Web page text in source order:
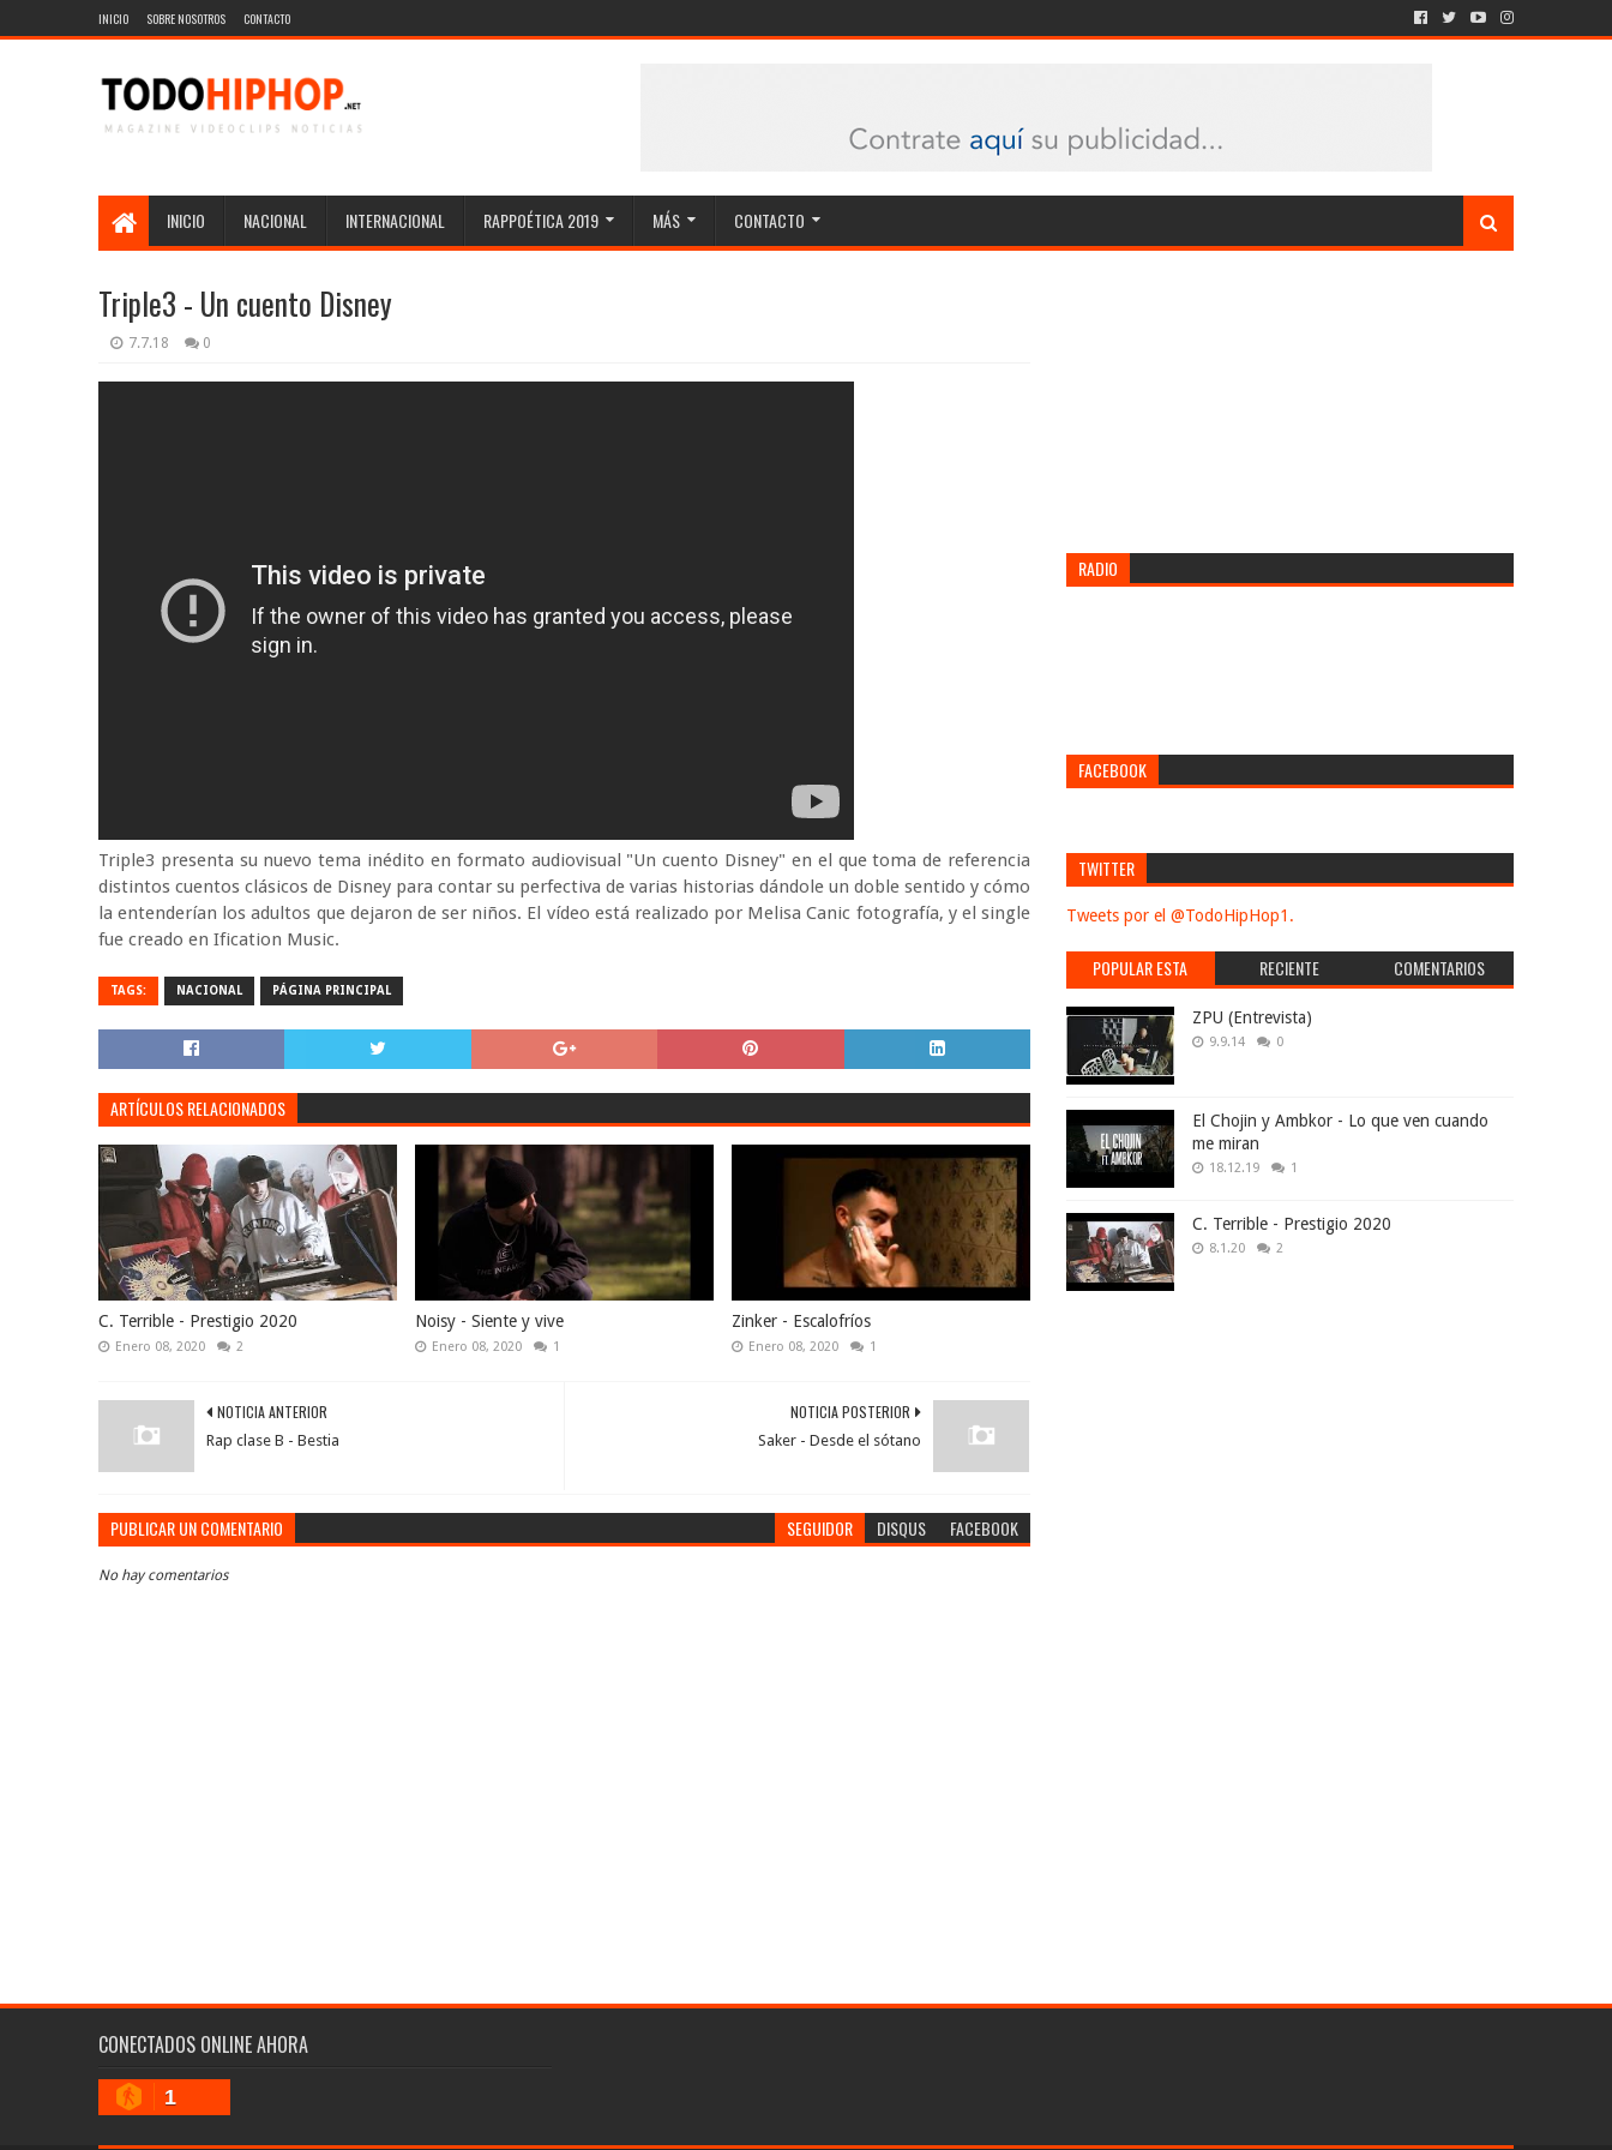
INICIO SOBRE NOSOTROS CONTACTO
INICIO NACIONAL INTERNACIONAL RAPPOÉTICA 2019 MÁS CONTACTO
Triple3 - Un cuento Disney
7.7.18 0
Triple3 presenta su nuevo tema inédito en formato audiovisual "Un cuento Disney" en el que toma de referencia
distintos cuentos clásicos de Disney para contar su perfectiva de varias historias dándole un doble sentido y cómo
la entenderían los adultos que dejaron de ser niños. El vídeo está realizado por Melisa Canic fotografía, y el single
fue creado en Ification Music.
TAGS: NACIONAL PÁGINA PRINCIPAL
ARTÍCULOS RELACIONADOS
C. Terrible - Prestigio 2020
Enero 08, 2020 2
Noisy - Siente y vive
Enero 08, 2020 1
Zinker - Escalofríos
Enero 08, 2020 1
NOTICIA POSTERIOR
Saker - Desde el sótano
NOTICIA ANTERIOR
Rap clase B - Bestia
PUBLICAR UN COMENTARIO SEGUIDOR DISQUS FACEBOOK
No hay comentarios
RADIO
FACEBOOK
TWITTER
Tweets por el @TodoHipHop1.
POPULAR ESTA
SEMANA
RECIENTE COMENTARIOS
ZPU (Entrevista)
9.9.14 0
El Chojin y Ambkor - Lo que ven cuando
me miran
18.12.19 1
C. Terrible - Prestigio 2020
8.1.20 2
CONECTADOS ONLINE AHORA
1